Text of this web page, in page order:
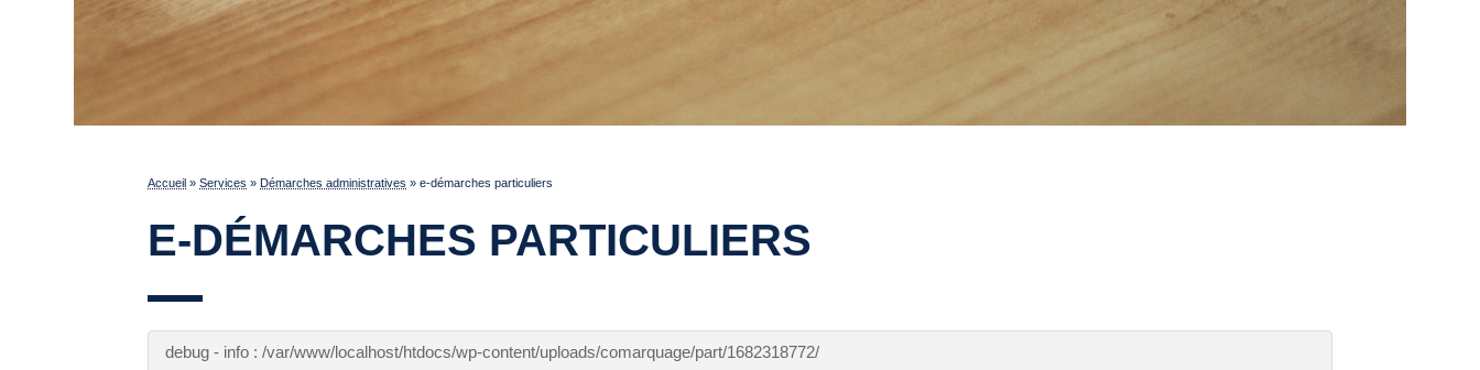
Accueil »Services » Démarches administratives »e-démarches particuliers
E-DÉMARCHES PARTICULIERS
debug - info : /var/www/localhost/htdocs/wp-content/uploads/comarquage/part/1682318772/